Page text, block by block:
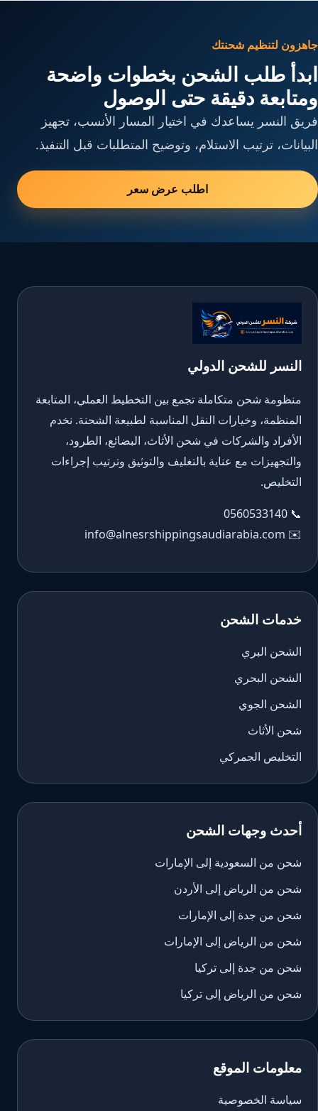
جاهزون لتنظيم شحنتك
ابدأ طلب الشحن بخطوات واضحة
ومتابعة دقيقة حتى الوصول
فريق النسر يساعدك في اختيار المسار الأنسب، تجهيز
البيانات، ترتيب الاستلام، وتوضيح المتطلبات قبل التنفيذ.
اطلب عرض سعر
النسر للشحن الدولي
منظومة شحن متكاملة تجمع بين التخطيط العملي، المتابعة
المنظمة، وخيارات النقل المناسبة لطبيعة الشحنة. نخدم
الأفراد والشركات في شحن الأثاث، البضائع، الطرود،
والتجهيزات مع عناية بالتغليف والتوثيق وترتيب إجراءات
التخليص.
📞
0560533140
✉️
info@alnesrshippingsaudiarabia.com
خدمات الشحن
الشحن البري
الشحن البحري
الشحن الجوي
شحن الأثاث
التخليص الجمركي
أحدث وجهات الشحن
شحن من السعودية إلى الإمارات
شحن من الرياض إلى الأردن
شحن من جدة إلى الإمارات
شحن من الرياض إلى الإمارات
شحن من جدة إلى تركيا
شحن من الرياض إلى تركيا
معلومات الموقع
سياسة الخصوصية